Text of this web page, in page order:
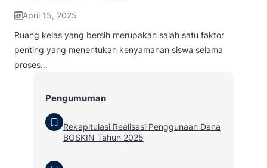
April 15, 2025
Ruang kelas yang bersih merupakan salah satu faktor
penting yang menentukan kenyamanan siswa selama
proses…
Pengumuman
Rekapitulasi Realisasi Penggunaan Dana
BOSKIN Tahun 2025